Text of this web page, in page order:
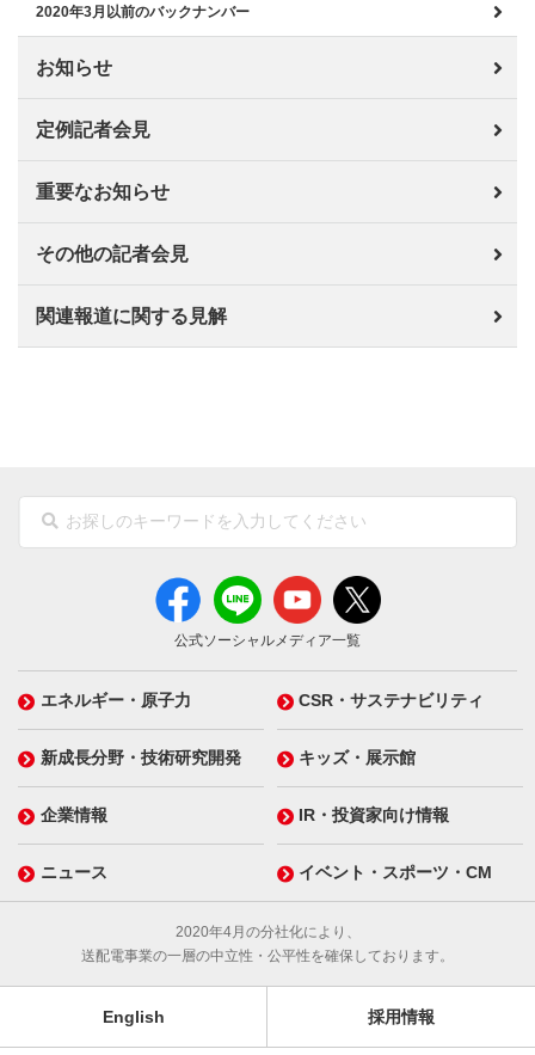
2020年3月以前のバックナンバー
お知らせ
定例記者会見
重要なお知らせ
その他の記者会見
関連報道に関する見解
公式ソーシャルメディア一覧
エネルギー・原子力 CSR・サステナビリティ
新成長分野・技術研究開発 キッズ・展示館
企業情報 IR・投資家向け情報
ニュース イベント・スポーツ・CM
2020年4月の分社化により、
送配電事業の一層の中立性・公平性を確保しております。
English 採用情報